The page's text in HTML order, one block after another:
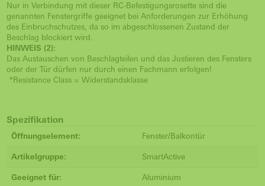
Nur in Verbindung mit dieser RC-Befestigungsrosette sind die
genannten Fenstergriffe geeignet bei Anforderungen zur Erhöhung
des Einbruchschutzes, da so im abgeschlossenen Zustand der
Beschlag blockiert wird.
HINWEIS (2):
Das Austauschen von Beschlagteilen und das Justieren des Fensters
oder der Tür dürfen nur durch einen Fachmann erfolgen!
*Resistance Class = Widerstandsklasse
Spezifikation
Öffnungselement: Fenster/Balkontür
Artikelgruppe: SmartActive
Geeignet für: Aluminium